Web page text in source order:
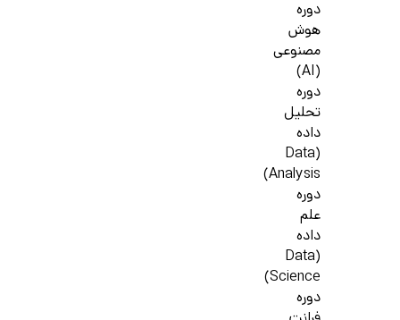
دوره
هوش
مصنوعی
(AI)
دوره
تحلیل
داده
(Data
Analysis)
دوره
علم
داده
(Data
Science)
دوره